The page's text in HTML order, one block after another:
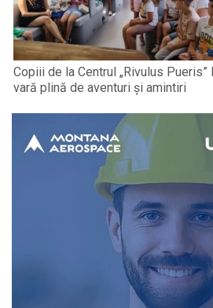
Copiii de la Centrul „Rivulus Pueris”
vară plină de aventuri și amintiri